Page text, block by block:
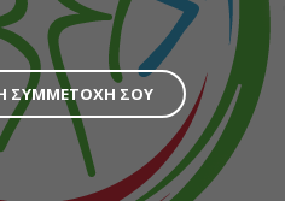
ΣΥΜΜΕΤΟΧΗ ΣΟΥ